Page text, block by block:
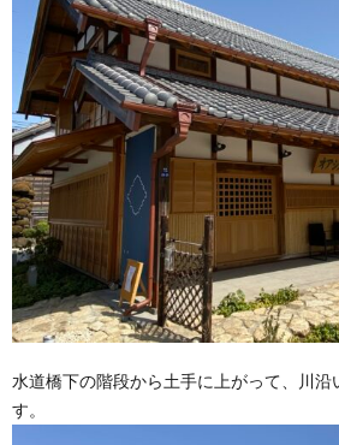
水道橋下の階段から土手に上がって、川沿
す。